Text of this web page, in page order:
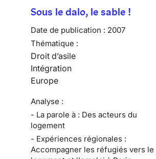
Sous le dalo, le sable !
Date de publication : 2007
Thématique :
Droit d’asile
Intégration
Europe
Analyse :
- La parole à : Des acteurs du
logement
- Expériences régionales :
Accompagner les réfugiés vers le